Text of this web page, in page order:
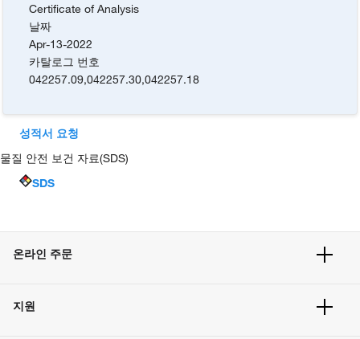
Certificate of Analysis
날짜
Apr-13-2022
카탈로그 번호
042257.09,042257.30,042257.18
성적서 요청
물질 안전 보건 자료(SDS)
SDS
온라인 주문
주문 방법
지원